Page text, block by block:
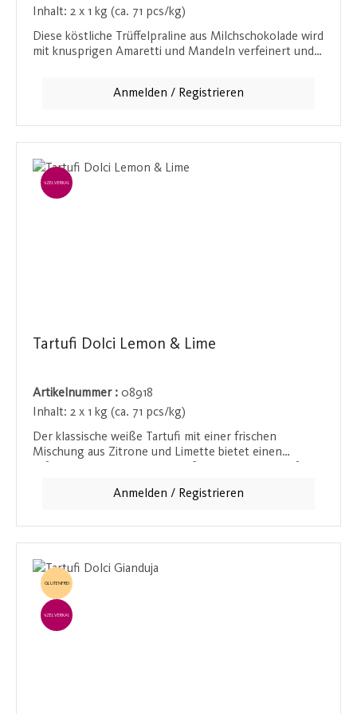
Inhalt: 2 x 1 kg (ca. 71 pcs/kg)
Diese köstliche Trüffelpraline aus Milchschokolade wird
mit knusprigen Amaretti und Mandeln verfeinert und
Amaretti und Mandeln für einen angenehmen Crunch
als besonderes Geschenk.
Anmelden / Registrieren
EINZELVERKAUF
Tartufi Dolci Lemon & Lime
Artikelnummer : 08918
Inhalt: 2 x 1 kg (ca. 71 pcs/kg)
Der klassische weiße Tartufi mit einer frischen
Mischung aus Zitrone und Limette bietet einen
leichten Säure der Zitrusfrüchte macht diesen Tartufi
Liebhaber von Trüffelpralinen, die eine erfrischende
Note schätzen.
Anmelden / Registrieren
GLUTENFREI
EINZELVERKAUF